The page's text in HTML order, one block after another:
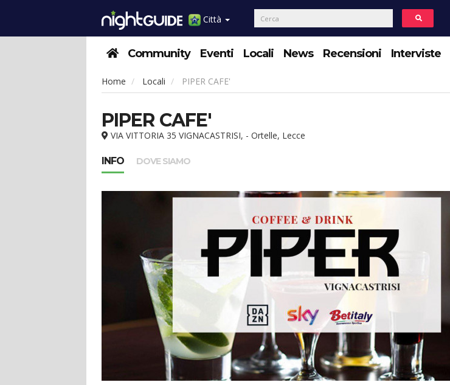
Città
Community Eventi Locali News Recensioni Interviste
Home Locali PIPER CAFE'
PIPER CAFE'
VIA VITTORIA 35 VIGNACASTRISI, - Ortelle, Lecce
INFO DOVE SIAMO